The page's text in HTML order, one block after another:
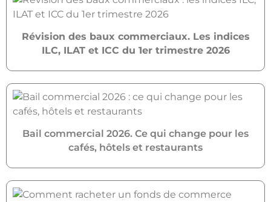
Révision des baux commerciaux. Les indices
ILC, ILAT et ICC du 1er trimestre 2026
Bail commercial 2026. Ce qui change pour les
cafés, hôtels et restaurants